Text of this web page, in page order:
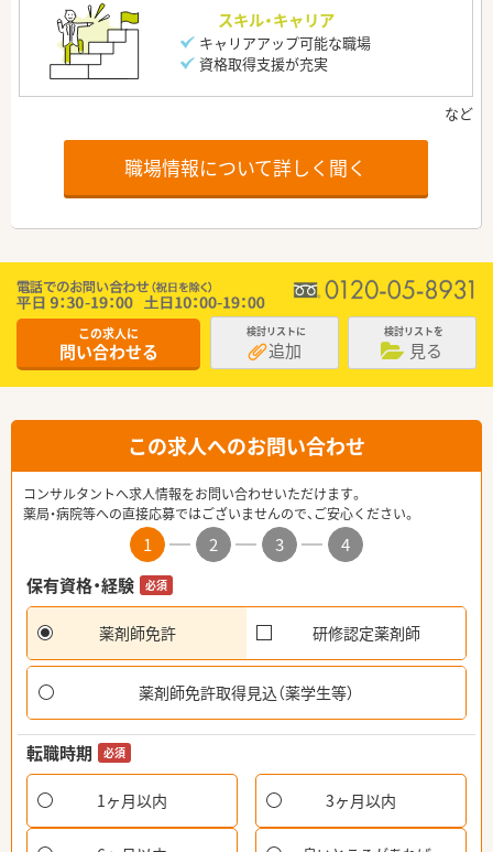
スキル・キャリア
キャリアアップ可能な職場
資格取得支援が充実
職場情報について詳しく聞く
この求人に
問い合わせる
検討リストに
追加
検討リストを
見る
この求人へのお問い合わせ
コンサルタントへ求人情報をお問い合わせいただけます。
薬局・病院等への直接応募ではございませんので、ご安心ください。
1 2 3
4
保有資格・経験
必須
薬剤師免許 研修認定薬剤師
薬剤師免許取得見込（薬学生等）
転職時期 必須
1ヶ月以内 3ヶ月以内